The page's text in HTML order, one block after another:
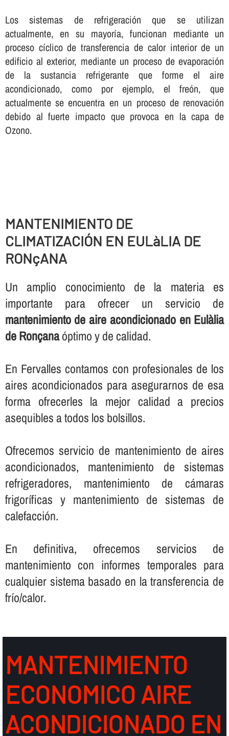
Los sistemas de refrigeración que se utilizan
actualmente, en su mayorí­a, funcionan mediante un
proceso cí­clico de transferencia de calor interior de un
edificio al exterior, mediante un proceso de evaporación
de la sustancia refrigerante que forme el aire
acondicionado, como por ejemplo, el freón, que
actualmente se encuentra en un proceso de renovación
debido al fuerte impacto que provoca en la capa de
Ozono.
MANTENIMIENTO DE
CLIMATIZACIÓN EN EULàLIA DE
RONçANA
Un amplio conocimiento de la materia es
importante para ofrecer un servicio de
mantenimiento de aire acondicionado en Eulàlia
de Ronçanaóptimo y de calidad.
En Fervalles contamos con profesionales de los
aires acondicionados para asegurarnos de esa
forma ofrecerles la mejor calidad a precios
asequibles a todos los bolsillos.
Ofrecemos servicio de mantenimiento de aires
acondicionados, mantenimiento de sistemas
refrigeradores, mantenimiento de cámaras
frigorí­ficas y mantenimiento de sistemas de
calefacción.
En definitiva, ofrecemos servicios de
mantenimiento con informes temporales para
cualquier sistema basado en la transferencia de
frí­o/calor.
MANTENIMIENTO
ECONOMICO AIRE
ACONDICIONADO EN